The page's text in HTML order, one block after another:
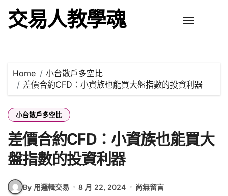
content
交易人教學魂
Home
小台散戶多空比
差價合約CFD：小資族也能買大盤指數的投資利器
小台散戶多空比
差價合約CFD：小資族也能買大
盤指數的投資利器
By 用邏輯交易 8 月 22, 2024 尚無留言